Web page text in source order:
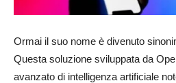
Ormai il suo nome è divenuto
Questa soluzione sviluppata da
avanzato di intelligenza artificiale